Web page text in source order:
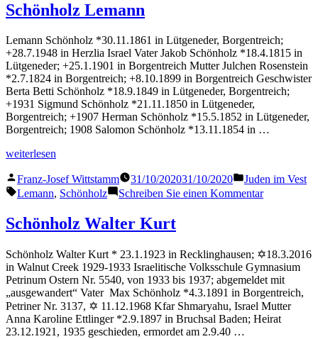
Schönholz Lemann
Lemann Schönholz *30.11.1861 in Lütgeneder, Borgentreich;
+28.7.1948 in Herzlia Israel Vater Jakob Schönholz *18.4.1815 in
Lütgeneder; +25.1.1901 in Borgentreich Mutter Julchen Rosenstein
*2.7.1824 in Borgentreich; +8.10.1899 in Borgentreich Geschwister
Berta Betti Schönholz *18.9.1849 in Lütgeneder, Borgentreich;
+1931 Sigmund Schönholz *21.11.1850 in Lütgeneder,
Borgentreich; +1907 Herman Schönholz *15.5.1852 in Lütgeneder,
Borgentreich; 1908 Salomon Schönholz *13.11.1854 in …
„Schönholz
weiterlesen
Veröffentlicht
von
Franz-Josef Wittstamm 31/10/202031/10/2020
Veröffentlicht
in
Juden im Vest
Schlagwörter:
Lemann, Schönholz Schreiben Sie einen Kommentarzu
Schönholz Walter Kurt
Schönholz Walter Kurt * 23.1.1923 in Recklinghausen; ✡18.3.2016
in Walnut Creek 1929-1933 Israelitische Volksschule Gymnasium
Petrinum Ostern Nr. 5540, von 1933 bis 1937; abgemeldet mit
„ausgewandert“ Vater Max Schönholz *4.3.1891 in Borgentreich,
Petriner Nr. 3137, ✡ 11.12.1968 Kfar Shmaryahu, Israel Mutter
Anna Karoline Ettlinger *2.9.1897 in Bruchsal Baden; Heirat
23.12.1921, 1935 geschieden, ermordet am 2.9.40 …